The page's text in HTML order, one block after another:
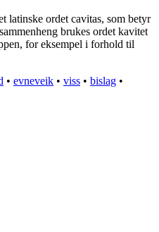
latinske ordet cavitas, som betyr
brukes ordet kavitet
for eksempel i forhold til
• evneveik • viss • bislag •